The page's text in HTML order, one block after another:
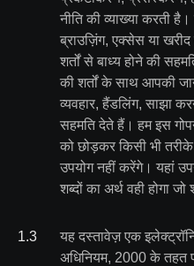
नीति की व्याख्या करती
ब्राउज़िंग, एक्सेस या
शर्तों से बाध्य होने की
की शर्तों के साथ आपकी
व्यवहार, हैंडलिंग, साझा
सहमति देते हैं। हम इस
को छोड़कर किसी भी
उपयोग नहीं करेंगे। यहां
शब्दों का अर्थ वही होगा
1.3
यह दस्तावेज़ एक
अधिनियम, 2000 के तहत